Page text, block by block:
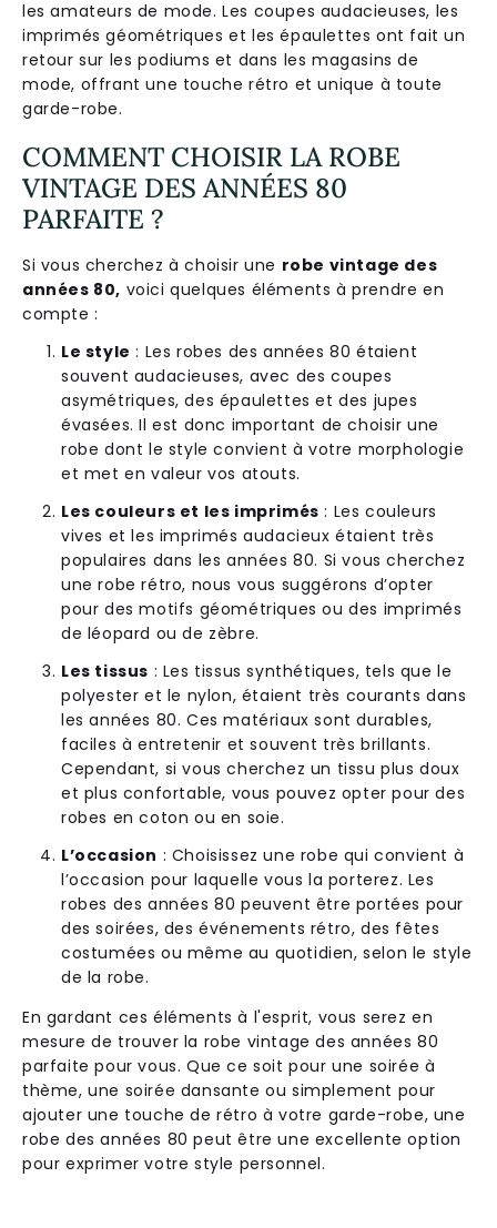
les amateurs de mode. Les coupes audacieuses, les
imprimés géométriques et les épaulettes ont fait un
retour sur les podiums et dans les magasins de
mode, offrant une touche rétro et unique à toute
garde-robe.
COMMENT CHOISIR LA ROBE
VINTAGE DES ANNÉES 80
PARFAITE ?
Si vous cherchez à choisir une robe vintage des
années 80, voici quelques éléments à prendre en
compte :
Le style : Les robes des années 80 étaient
souvent audacieuses, avec des coupes
asymétriques, des épaulettes et des jupes
évasées. Il est donc important de choisir une
robe dont le style convient à votre morphologie
et met en valeur vos atouts.
Les couleurs et les imprimés : Les couleurs
vives et les imprimés audacieux étaient très
populaires dans les années 80. Si vous cherchez
une robe rétro, nous vous suggérons d’opter
pour des motifs géométriques ou des imprimés
de léopard ou de zèbre.
Les tissus : Les tissus synthétiques, tels que le
polyester et le nylon, étaient très courants dans
les années 80. Ces matériaux sont durables,
faciles à entretenir et souvent très brillants.
Cependant, si vous cherchez un tissu plus doux
et plus confortable, vous pouvez opter pour des
robes en coton ou en soie.
L’occasion : Choisissez une robe qui convient à
l’occasion pour laquelle vous la porterez. Les
robes des années 80 peuvent être portées pour
des soirées, des événements rétro, des fêtes
costumées ou même au quotidien, selon le style
de la robe.
En gardant ces éléments à l'esprit, vous serez en
mesure de trouver la robe vintage des années 80
parfaite pour vous. Que ce soit pour une soirée à
thème, une soirée dansante ou simplement pour
ajouter une touche de rétro à votre garde-robe, une
robe des années 80 peut être une excellente option
pour exprimer votre style personnel.